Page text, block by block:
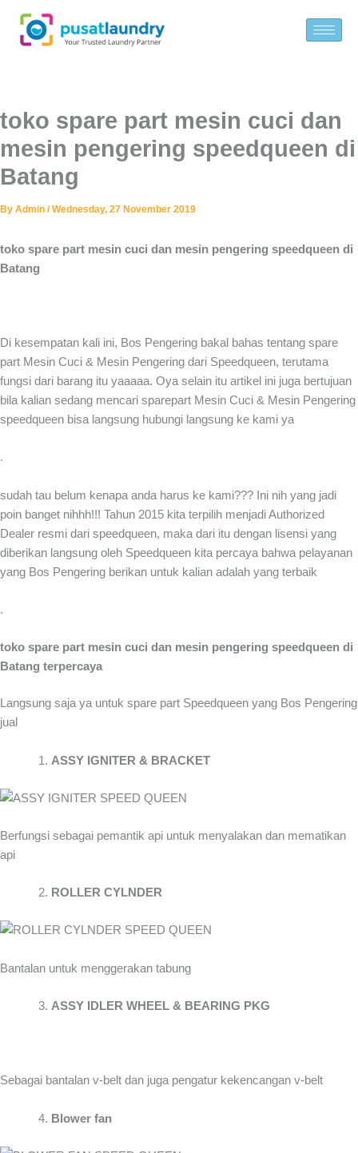
content
toko spare part mesin cuci dan
mesin pengering speedqueen di
Batang
By Admin /Wednesday, 27 November 2019
toko spare part mesin cuci dan mesin pengering speedqueen di
Batang
Di kesempatan kali ini, Bos Pengering bakal bahas tentang spare
part Mesin Cuci & Mesin Pengering dari Speedqueen, terutama
fungsi dari barang itu yaaaaa. Oya selain itu artikel ini juga bertujuan
bila kalian sedang mencari sparepart Mesin Cuci & Mesin Pengering
speedqueen bisa langsung hubungi langsung ke kami ya
.
sudah tau belum kenapa anda harus ke kami??? Ini nih yang jadi
poin banget nihhh!!! Tahun 2015 kita terpilih menjadi Authorized
Dealer resmi dari speedqueen, maka dari itu dengan lisensi yang
diberikan langsung oleh Speedqueen kita percaya bahwa pelayanan
yang Bos Pengering berikan untuk kalian adalah yang terbaik
.
toko spare part mesin cuci dan mesin pengering speedqueen di
Batang terpercaya
Langsung saja ya untuk spare part Speedqueen yang Bos Pengering
jual
ASSY IGNITER & BRACKET
Berfungsi sebagai pemantik api untuk menyalakan dan mematikan
api
ROLLER CYLNDER
Bantalan untuk menggerakan tabung
ASSY IDLER WHEEL & BEARING PKG
Sebagai bantalan v-belt dan juga pengatur kekencangan v-belt
Blower fan